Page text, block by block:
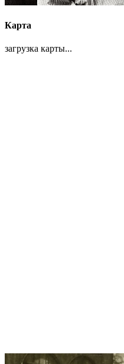
Карта
загрузка карты...